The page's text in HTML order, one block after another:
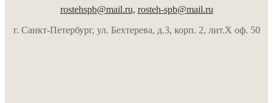
rostehspb@mail.ru, rosteh-spb@mail.ru
г. Санкт-Петербург, ул. Бехтерева, д.3, корп. 2, лит.Х оф. 50